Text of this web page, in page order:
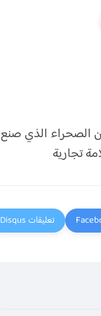
الصحراء الذي صنع
تجارية